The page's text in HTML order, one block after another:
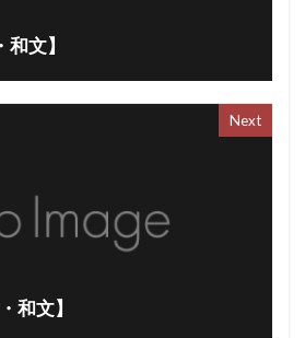
文】
Next
和文】